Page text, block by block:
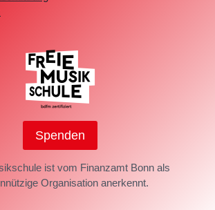
Spenden
ist vom Finanzamt Bonn als
Organisation anerkennt.